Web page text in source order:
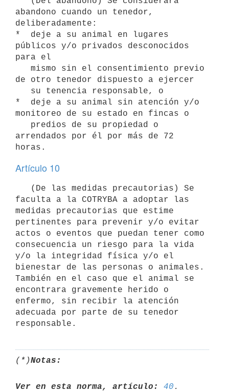
abandono cuando un tenedor,
deliberadamente:
*  deje a su animal en lugares
públicos y/o privados desconocidos
para el
de otro tenedor dispuesto a ejercer
*  deje a su animal sin atención y/o
monitoreo de su estado en fincas o
arrendados por él por más de 72
Artículo 10
faculta a la COTRYBA a adoptar las
medidas precautorias que estime
pertinentes para prevenir y/o evitar
actos o eventos que puedan tener como
consecuencia un riesgo para la vida
y/o la integridad física y/o el
bienestar de las personas o animales.
También en el caso que el animal se
encontrara gravemente herido o
enfermo, sin recibir la atención
adecuada por parte de su tenedor
responsable.
(*)Notas:
Ver en esta norma, artículo: 40